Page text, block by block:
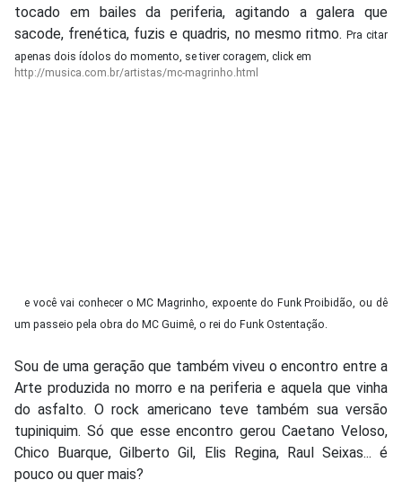
tocado em bailes da periferia, agitando a galera que
sacode, frenética, fuzis e quadris, no mesmo ritmo. Pra citar
apenas dois ídolos do momento, se tiver coragem, click em
http://musica.com.br/artistas/mc-magrinho.html
e você vai conhecer o MC Magrinho, expoente do Funk Proibidão, ou dê
um passeio pela obra do MC Guimê, o rei do Funk Ostentação.
Sou de uma geração que também viveu o encontro entre a
Arte produzida no morro e na periferia e aquela que vinha
do asfalto. O rock americano teve também sua versão
tupiniquim. Só que esse encontro gerou Caetano Veloso,
Chico Buarque, Gilberto Gil, Elis Regina, Raul Seixas... é
pouco ou quer mais?